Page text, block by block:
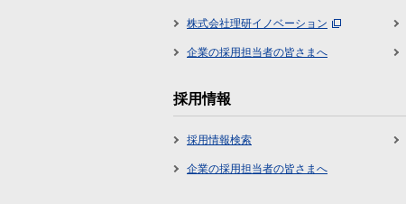
株式会社理研イノベーション
企業の採用担当者の皆さまへ
採用情報
採用情報検索
企業の採用担当者の皆さまへ